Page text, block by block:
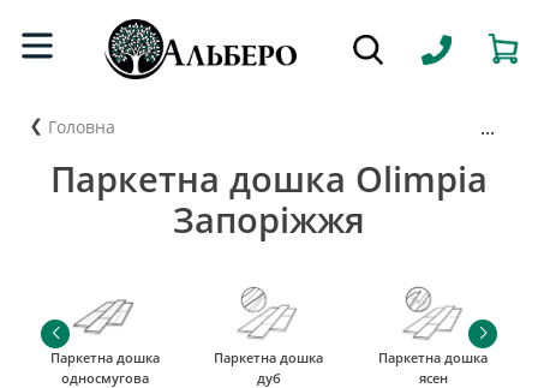
Головна ...
Паркетна дошка Olimpia
Запоріжжя
Паркетна дошка
односмугова
Паркетна дошка
дуб
Паркетна дошка
ясен